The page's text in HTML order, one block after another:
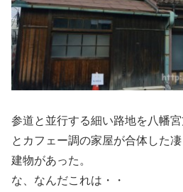
参道と並行する細い路地を八幡
とカフェー調の家屋が合体した
建物があった。
な、なんだこれは・・